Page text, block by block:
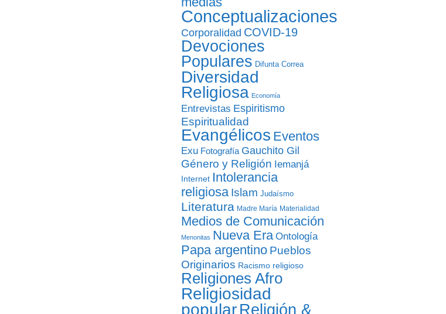
Conceptualizaciones
Corporalidad COVID-19
Devociones
Populares Difunta Correa
Diversidad
Religiosa Economía
Entrevistas Espiritismo
Espiritualidad
Evangélicos Eventos
Exu Fotografía Gauchito Gil
Género y Religión Iemanjá
Internet Intolerancia
religiosa Islam Judaísmo
Literatura Madre María Materialidad
Medios de Comunicación
Menonitas Nueva Era Ontología
Papa argentino Pueblos
Originarios Racismo religioso
Religiones Afro
Religiosidad
popular Religión &